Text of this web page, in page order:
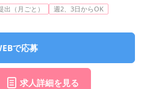
出（月ごと）
週2、3日からOK
で応募
求人詳細を見る